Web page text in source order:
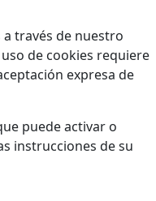
través de nuestro
de cookies requiere
expresa de
puede activar o
instrucciones de su